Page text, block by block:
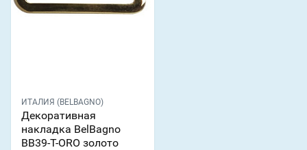
ИТАЛИЯ (BELBAGNO)
Декоративная
накладка BelBagno
BB39-T-ORO золото